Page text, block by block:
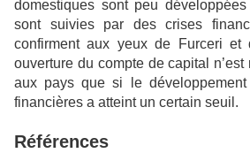
domestiques sont peu
sont suivies par des crises
confirment aux yeux de Furceri et
ouverture du compte de capital
aux pays que si le
financières a atteint un certain seuil.
Références